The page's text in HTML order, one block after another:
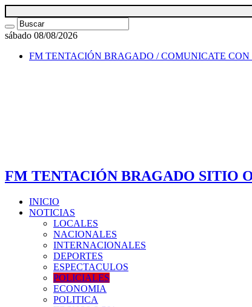
sábado 08/08/2026
FM TENTACIÓN BRAGADO / COMUNICATE CON
FM TENTACIÓN BRAGADO SITIO
INICIO
NOTICIAS
LOCALES
NACIONALES
INTERNACIONALES
DEPORTES
ESPECTACULOS
POLICIALES
ECONOMIA
POLITICA